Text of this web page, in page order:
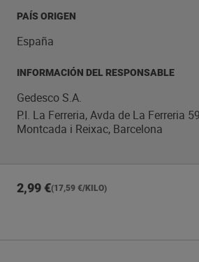
PAÍS ORIGEN
España
INFORMACIÓN DEL RESPONSABLE
Gedesco S.A.
P.I. La Ferreria, Avda de La Ferreria
Montcada i Reixac, Barcelona
2,99 €(17,59 €/KILO)